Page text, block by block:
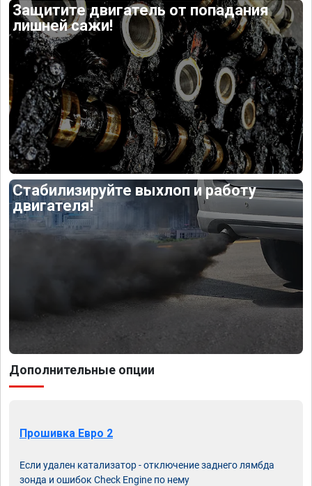
Защитите двигатель от попадания
лишней сажи!
Стабилизируйте выхлоп и работу
двигателя!
Дополнительные опции
Прошивка Евро 2
Если удален катализатор - отключение заднего лямбда
зонда и ошибок Check Engine по нему